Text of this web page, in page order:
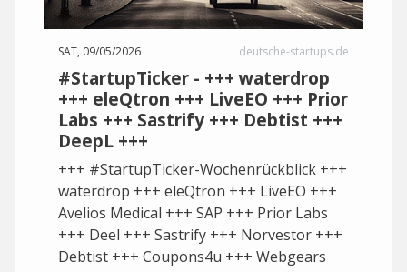
SAT, 09/05/2026 deutsche-startups.de
#StartupTicker - +++ waterdrop
+++ eleQtron +++ LiveEO +++ Prior
Labs +++ Sastrify +++ Debtist +++
DeepL +++
+++ #StartupTicker-Wochenrückblick +++
waterdrop +++ eleQtron +++ LiveEO +++
Avelios Medical +++ SAP +++ Prior Labs
+++ Deel +++ Sastrify +++ Norvestor +++
Debtist +++ Coupons4u +++ Webgears